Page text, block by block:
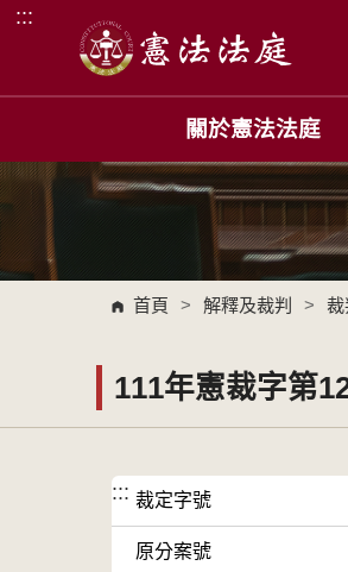
跳到主要內容區塊
:::
關於憲法法庭
首頁 > 解釋及裁判 > 裁
111年憲裁字第
::: 裁定字號
原分案號